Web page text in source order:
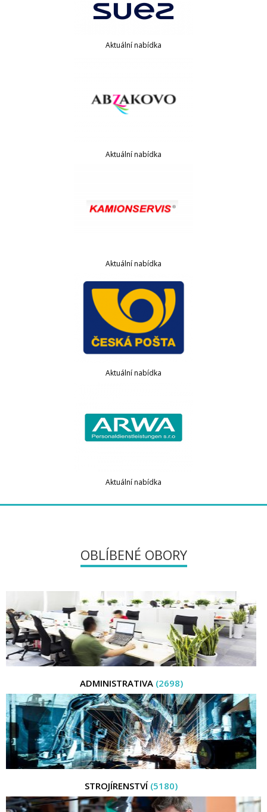
Aktuální nabídka
Aktuální nabídka
Aktuální nabídka
Aktuální nabídka
Aktuální nabídka
OBLÍBENÉ OBORY
ADMINISTRATIVA (2698)
STROJÍRENSTVÍ (5180)